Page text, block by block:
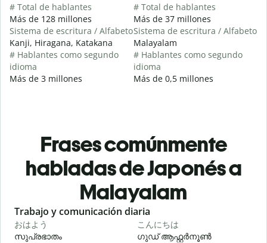
# Total de hablantes
Más de 128 millones
Sistema de escritura / Alfabeto
Kanji, Hiragana, Katakana
# Hablantes como segundo
idioma
Más de 3 millones
# Total de hablantes
Más de 37 millones
Sistema de escritura / Alfabeto
Malayalam
# Hablantes como segundo
idioma
Más de 0,5 millones
Frases comúnmente
habladas de Japonés a
Malayalam
Slide 1 of 6
Trabajo y comunicación diaria
おはよう
സുപ്രഭാതം
こんにちは
ഗുഡ് ആഫ്റ്റർനൂൺ